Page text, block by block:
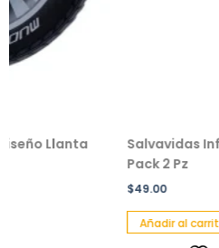
Salvavidas Inflable
Pack 2 Pz
Añadir al carrito